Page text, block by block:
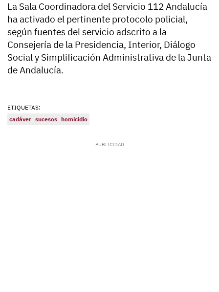
La Sala Coordinadora del Servicio 112 Andalucía
ha activado el pertinente protocolo policial,
según fuentes del servicio adscrito a la
Consejería de la Presidencia, Interior, Diálogo
Social y Simplificación Administrativa de la Junta
de Andalucía.
ETIQUETAS:
cadáver sucesos homicidio